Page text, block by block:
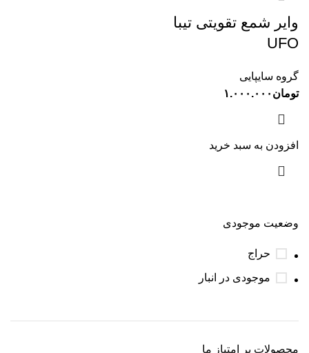
وضعیت موجودی
حراج
موجودی در انبار
محصولات پر امتیاز ما
وایر شمع تقویتی تیبا
UFO
گروه سایپایی
تومان ۱.۰۰۰.۰۰۰
افزودن به سبد خرید